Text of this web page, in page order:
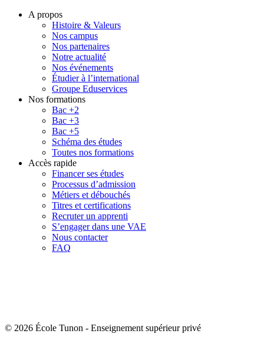
A propos
Histoire & Valeurs
Nos campus
Nos partenaires
Notre actualité
Nos événements
Étudier à l’international
Groupe Eduservices
Nos formations
Bac +2
Bac +3
Bac +5
Schéma des études
Toutes nos formations
Accès rapide
Financer ses études
Processus d’admission
Métiers et débouchés
Titres et certifications
Recruter un apprenti
S’engager dans une VAE
Nous contacter
FAQ
© 2026 École Tunon - Enseignement supérieur privé